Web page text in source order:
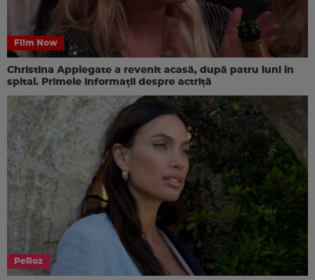
Film Now
Christina Applegate a revenit acasă, după patru luni în
spital. Primele informații despre actriță
PeRoz